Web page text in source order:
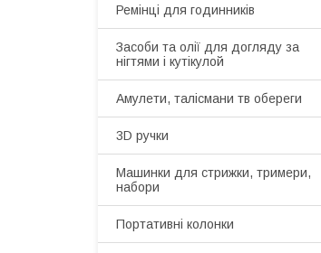
Ремінці для годинників
Засоби та олії для догляду за
нігтями і кутікулой
Амулети, талісмани тв обереги
3D ручки
Машинки для стрижки, тримери,
набори
Портативні колонки